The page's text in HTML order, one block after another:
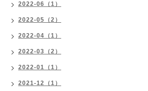
2022-06（1）
2022-05（2）
2022-04（1）
2022-03（2）
2022-01（1）
2021-12（1）